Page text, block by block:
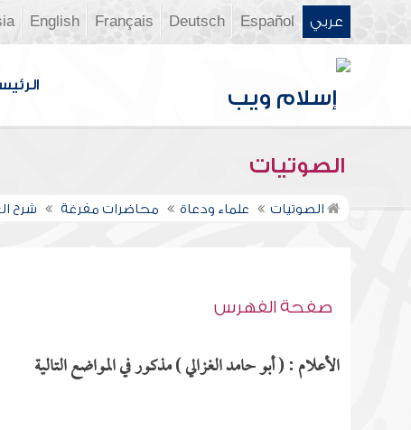
عربي Español
Deutsch
Français
English
الصوتيات
الصوتيات علماء ودعاة محاضرات مفرغة شرح
صفحة الفهرس
الأعلام : ( أبو حامد الغزالي ) مذكور في المواضع التالية